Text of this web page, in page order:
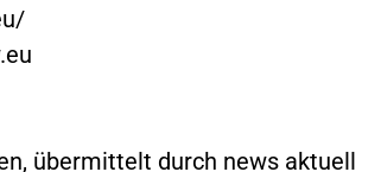
übermittelt durch news aktuell